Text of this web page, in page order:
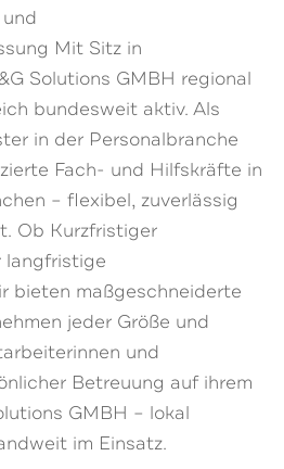
Mit Sitz in
Solutions GMBH regional
bundesweit aktiv. Als
in der Personalbranche
Fach- und Hilfskräfte in
– flexibel, zuverlässig
Ob Kurzfristiger
langfristige
bieten maßgeschneiderte
jeder Größe und
und
Betreuung auf ihrem
GMBH – lokal
im Einsatz.